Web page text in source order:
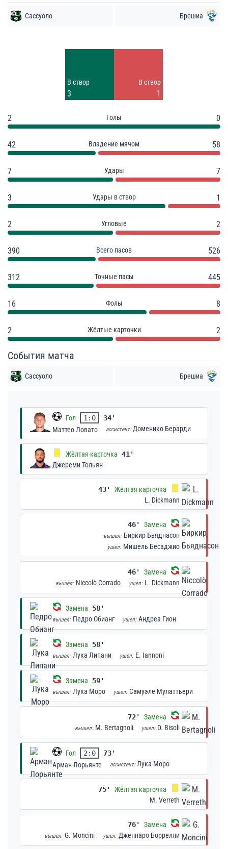
Сассуоло Брешиа
В створ
3
В створ
1
2 Голы 0
42 Владение мячом 58
7 Удары 7
3 Удары в створ 1
2 Угловые 2
390 Всего пасов 526
312 Точные пасы 445
16 Фолы 8
2 Жёлтые карточки 2
События матча
Сассуоло Брешиа
Гол 1:0
34'
Маттео Ловато
ассистент: Доменико Берарди
Жёлтая карточка 41'
Джереми Тольян
43'
Жёлтая карточка
L. Dickmann
46' Замена
вышел: Биркир Бьяднасон
ушел: Мишель Бесаджио
46' Замена
вышел: Niccolò Corrado ушел: L. Dickmann
Замена 58'
вышел: Педро Обианг ушел: Андреа Гион
Замена 58'
вышел: Лука Липани ушел: E. Iannoni
Замена 59'
вышел: Лука Моро ушел: Самуэле Мулаттьери
72' Замена
вышел: M. Bertagnoli ушел: D. Bisoli
Гол 2:0
73'
Арман Лорьянте
ассистент: Лука Моро
75'
Жёлтая карточка
M. Verreth
76' Замена
вышел: G. Moncini ушел: Дженнаро Боррелли